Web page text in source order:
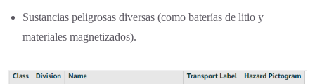
Sustancias peligrosas diversas (como baterías de litio y
materiales magnetizados).